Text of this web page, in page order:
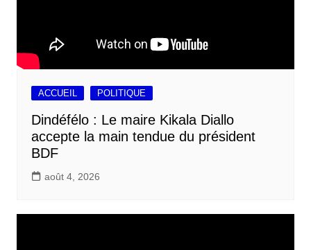
ACCUEIL POLITIQUE
Dindéfélo : Le maire Kikala Diallo
accepte la main tendue du président
BDF
août 4, 2026